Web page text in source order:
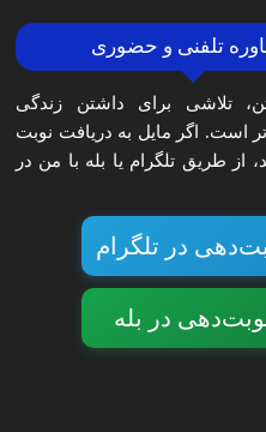
تلفنی و حضوری
تلاشی برای داشتن زندگی
است. اگر مایل به دریافت نوبت
از طریق تلگرام یا بله با من در
در تلگرام
در بله